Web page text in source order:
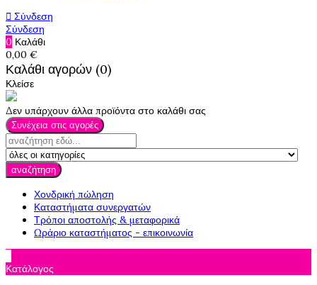
 Σύνδεση
Σύνδεση
0 Καλάθι
0,00 €
Καλάθι αγορών (0)
Κλείσε
Δεν υπάρχουν άλλα προϊόντα στο καλάθι σας
Συνέχεια στις αγορές
αναζήτηση
Χονδρική πώληση
Καταστήματα συνεργατών
Τρόποι αποστολής & μεταφορικά
Ωράριο καταστήματος - επικοινωνία
Κατάλογος